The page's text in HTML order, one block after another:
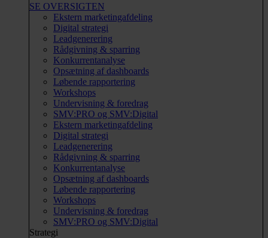
SE OVERSIGTEN
Ekstern marketingafdeling
Digital strategi
Leadgenerering
Rådgivning & sparring
Konkurrentanalyse
Opsætning af dashboards
Løbende rapportering
Workshops
Undervisning & foredrag
SMV:PRO og SMV:Digital
Ekstern marketingafdeling
Digital strategi
Leadgenerering
Rådgivning & sparring
Konkurrentanalyse
Opsætning af dashboards
Løbende rapportering
Workshops
Undervisning & foredrag
SMV:PRO og SMV:Digital
Strategi